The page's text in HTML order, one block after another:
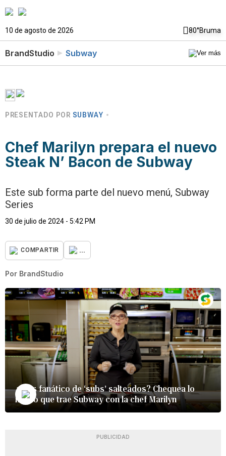
10 de agosto de 2026 80°Bruma
BrandStudio Subway
PRESENTADO POR SUBWAY
Chef Marilyn prepara el nuevo
Steak N’ Bacon de Subway
Este sub forma parte del nuevo menú, Subway
Series
30 de julio de 2024 - 5:42 PM
COMPARTIR ...
Por BrandStudio
¿Eres fanático de ‘subs’ salteados? Chequea lo
nuevo que trae Subway con la chef Marilyn
PUBLICIDAD